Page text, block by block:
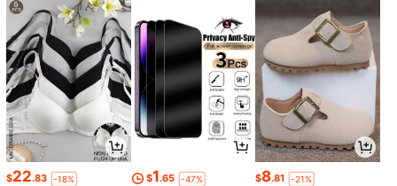
$22.83 -18% $1.65 -47% $8.81 -21%